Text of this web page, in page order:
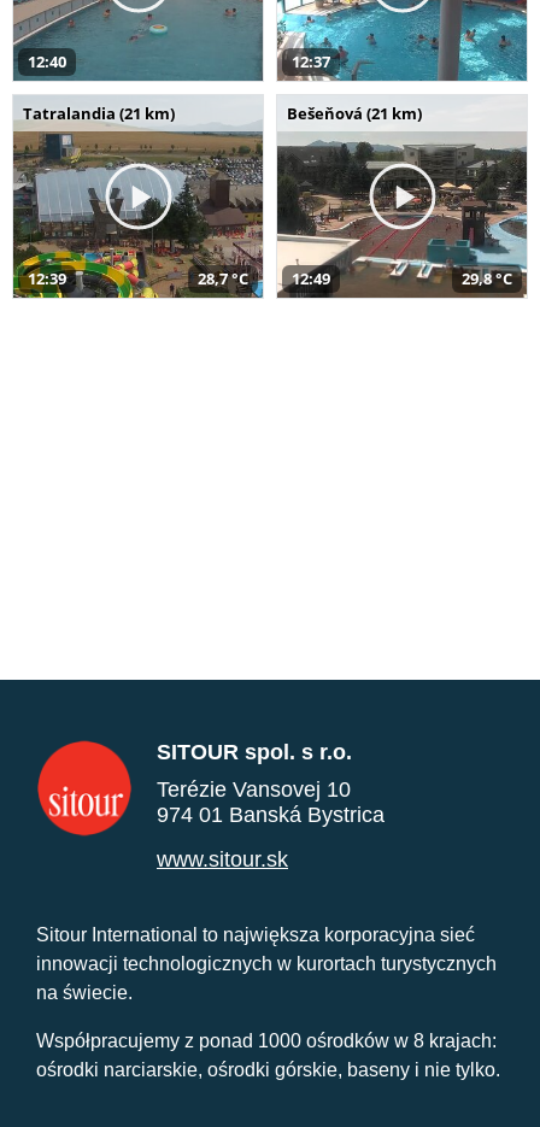
12:40 12:37
Tatralandia (21 km)
12:39 28,7 °C
Bešeňová (21 km)
12:49 29,8 °C
SITOUR spol. s r.o.
Terézie Vansovej 10
974 01 Banská Bystrica
www.sitour.sk
Sitour International to największa korporacyjna sieć
innowacji technologicznych w kurortach turystycznych
na świecie.
Współpracujemy z ponad 1000 ośrodków w 8 krajach:
ośrodki narciarskie, ośrodki górskie, baseny i nie tylko.